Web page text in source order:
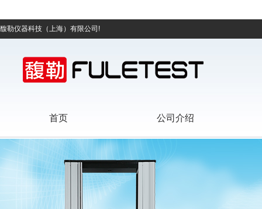
馥勒仪器科技（上海）有限公司!
首页 公司介绍